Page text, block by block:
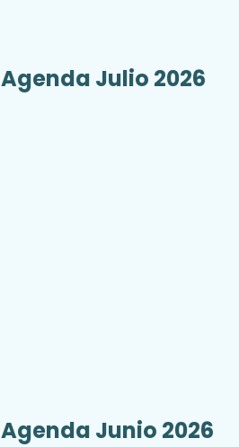
Agenda Julio 2026
Agenda Junio 2026